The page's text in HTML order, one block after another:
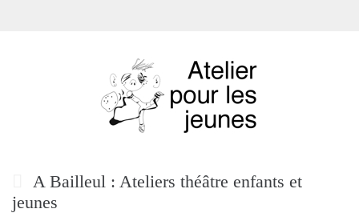
A Bailleul : Ateliers théâtre enfants et
jeunes